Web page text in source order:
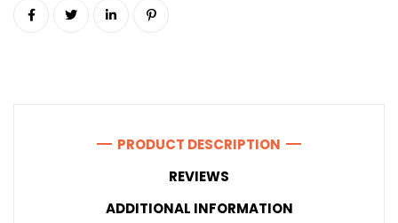
PRODUCT DESCRIPTION
REVIEWS
ADDITIONAL INFORMATION